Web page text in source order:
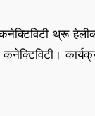
थ्रू
कनेक्टिविटी।